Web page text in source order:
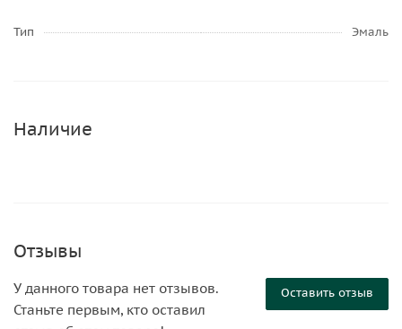
Тип Эмаль
Наличие
Отзывы
Оставить отзыв
У данного товара нет отзывов.
Станьте первым, кто оставил